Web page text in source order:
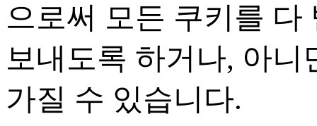
으로써 모든 쿠키를 다
보내도록 하거나, 아니
가질 수 있습니다.